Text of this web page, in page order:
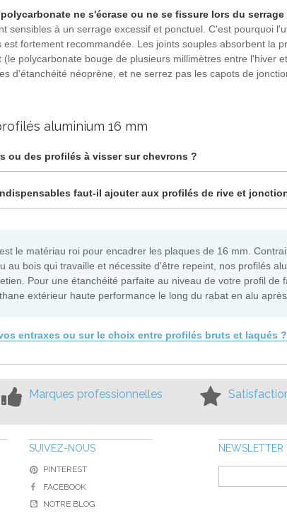
ne s'écrase ou ne se fissure lors du
sensibles à un serrage excessif et ponctuel. C'est pourquoi
fortement recommandée. Les joints souples absorbent la
polycarbonate bouge de plusieurs millimètres entre l'hiver
d'étanchéité néoprène, et ne serrez pas les capots de
aluminium 16 mm
ou des profilés à visser sur chevrons ?
faut-il ajouter aux profilés de rive et
le matériau roi pour encadrer les plaques de 16 mm.
au bois qui travaille et nécessite d'être repeint, nos profilés
Pour une étanchéité parfaite au niveau de votre profil de
extérieur haute performance le long du rabat en alu
entraxes ou sur le choix entre profilés bruts et laqués
Marques professionnelles
NEWSLETTER
SUIVEZ-NOUS
PINTEREST
FACEBOOK
NOTRE BLOG